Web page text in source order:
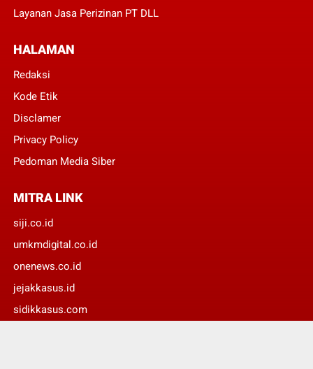
Layanan Jasa Perizinan PT DLL
HALAMAN
Redaksi
Kode Etik
Disclamer
Privacy Policy
Pedoman Media Siber
MITRA LINK
siji.co.id
umkmdigital.co.id
onenews.co.id
jejakkasus.id
sidikkasus.com